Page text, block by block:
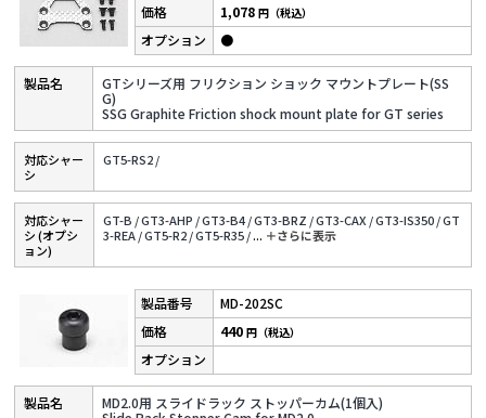
GTシリーズ用 フリクション ショック マウントプレート(SS
G)
SSG Graphite Friction shock mount plate for GT series
1,078円（税込）
●
対応シャー
シ
GT5-RS2 /
対応シャー
シ (オプシ
ョン)
GT-B /GT3-AHP /GT3-B4 /GT3-BRZ /GT3-CAX /GT3-IS350 /GT
3-REA /GT5-R2 /GT5-R35 /... ＋さらに表⽰
MD-202SC
MD2.0用 スライドラック ストッパーカム(1個入)
440円（税込）